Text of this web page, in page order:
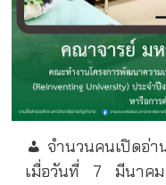
จำนวนคนเปิดอ่า
เมื่อวันที่ 7 มีนาค